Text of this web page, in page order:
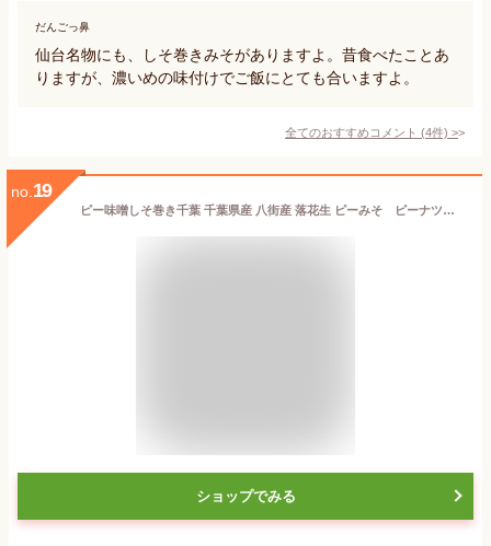
だんごっ鼻
仙台名物にも、しそ巻きみそがありますよ。昔食べたことあ
りますが、濃いめの味付けでご飯にとても合いますよ。
全てのおすすめコメント (4件) >
no. 19
ピー味噌しそ巻き千葉 千葉県産 八街産 落花生 ピーみそ ピーナツみそ しそ巻き
ショップでみる